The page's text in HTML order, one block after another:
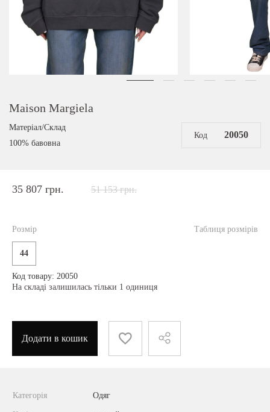
Maison Margiela
Матеріал/Склад
100% бавовна
Код 20050
35 807 грн. 51 153 грн.
Таблиця розмірів
Розмір
44
Код товару: 20050
На складі залишилась тільки 1 одиниця
Додати в кошик
Категорія Одяг